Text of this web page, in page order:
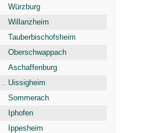
Würzburg
Willanzheim
Tauberbischofsheim
Oberschwappach
Aschaffenburg
Uissigheim
Sommerach
Iphofen
Ippesheim